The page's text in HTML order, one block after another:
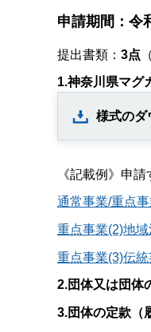
申請期間：令
提出書類： 3点
1.神奈川県マグ
様式のダ
《記載例》申
通常事業/重点
重点事業(2)地域
重点事業(3)伝統
2.団体又は団体
3.団体の定款（